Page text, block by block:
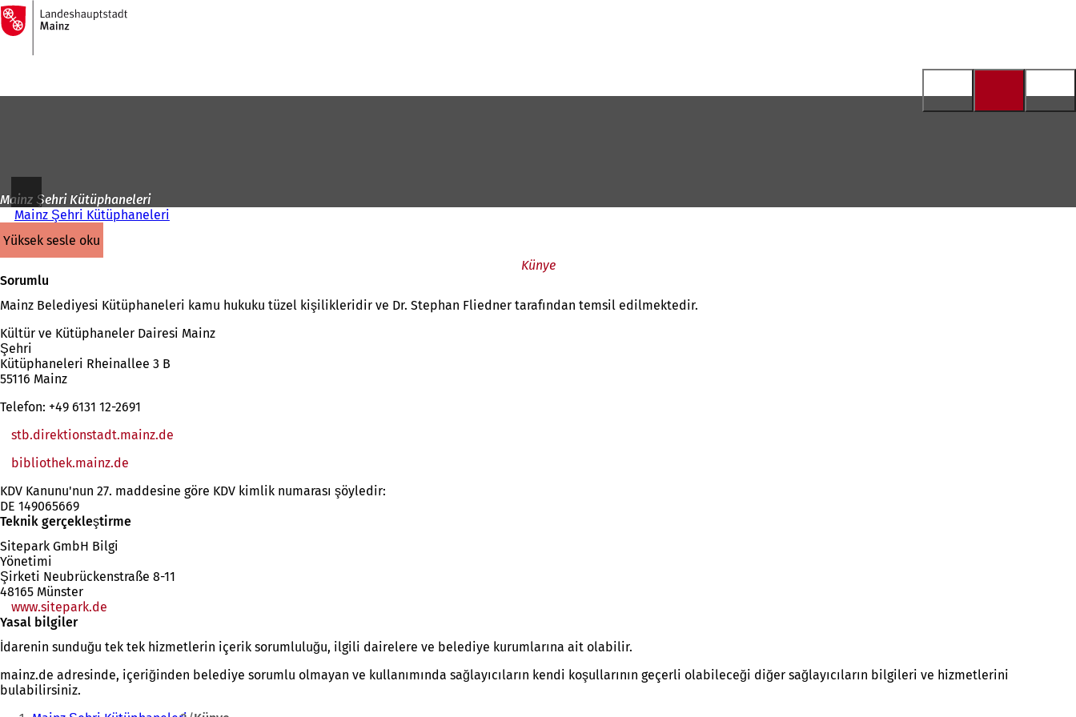
İçeriğe atla
Ana
sayfaya
Mainz Şehri Kütüphaneleri
Mainz Şehri Kütüphaneleri
yüksek sesle oku
Künye
Sorumlu
Mainz Belediyesi Kütüphaneleri kamu hukuku tüzel kişilikleridir ve Dr. Stephan Fliedner tarafından temsil edilmektedir.
Kültür ve Kütüphaneler Dairesi Mainz
Şehri
Kütüphaneleri Rheinallee 3 B
55116 Mainz
Telefon: +49 6131 12-2691
stb.direktionstadt.mainz.de
bibliothek.mainz.de
sekmede
KDV Kanunu'nun 27. maddesine göre KDV kimlik numarası şöyledir:
DE 149065669
Teknik gerçekleştirme
Sitepark GmbH Bilgi
Yönetimi
Şirketi Neubrückenstraße 8-11
48165 Münster
www.sitepark.de
Yasal bilgiler
İdarenin sunduğu tek tek hizmetlerin içerik sorumluluğu, ilgili dairelere ve belediye kurumlarına ait olabilir.
mainz.de adresinde, içeriğinden belediye sorumlu olmayan ve kullanımında sağlayıcıların kendi koşullarının geçerli olabileceği diğer sağlayıcıların bilgileri ve hizmetlerini
bulabilirsiniz.
Buradasınız: